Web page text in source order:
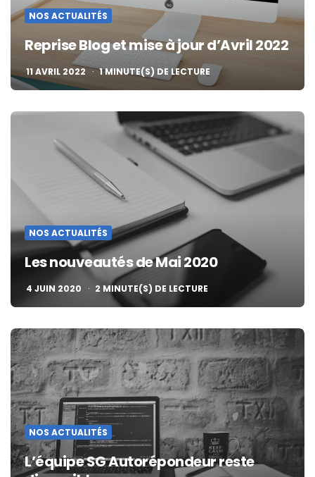
NOS ACTUALITÉS
Reprise Blog et mise à jour d’Avril 2022
11 AVRIL 2022 1MINUTE(S) DE LECTURE
NOS ACTUALITÉS
Les nouveautés de Mai 2020
4 JUIN 2020 2 MINUTE(S) DE LECTURE
NOS ACTUALITÉS
L’équipe SG Autorépondeur reste